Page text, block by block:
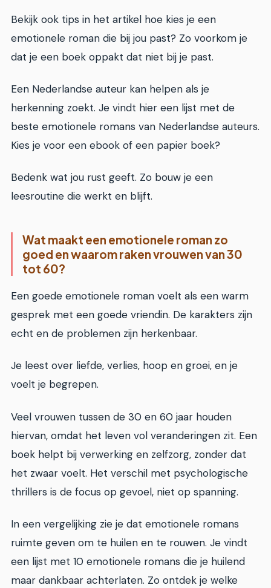
Bekijk ook tips in het artikel hoe kies je een
emotionele roman die bij jou past? Zo voorkom je
dat je een boek oppakt dat niet bij je past.
Een Nederlandse auteur kan helpen als je
herkenning zoekt. Je vindt hier een lijst met de
beste emotionele romans van Nederlandse auteurs.
Kies je voor een ebook of een papier boek?
Bedenk wat jou rust geeft. Zo bouw je een
leesroutine die werkt en blijft.
Wat maakt een emotionele roman zo
goed en waarom raken vrouwen van 30
tot 60?
Een goede emotionele roman voelt als een warm
gesprek met een goede vriendin. De karakters zijn
echt en de problemen zijn herkenbaar.
Je leest over liefde, verlies, hoop en groei, en je
voelt je begrepen.
Veel vrouwen tussen de 30 en 60 jaar houden
hiervan, omdat het leven vol veranderingen zit. Een
boek helpt bij verwerking en zelfzorg, zonder dat
het zwaar voelt. Het verschil met psychologische
thrillers is de focus op gevoel, niet op spanning.
In een vergelijking zie je dat emotionele romans
ruimte geven om te huilen en te rouwen. Je vindt
een lijst met 10 emotionele romans die je huilend
maar dankbaar achterlaten. Zo ontdek je welke